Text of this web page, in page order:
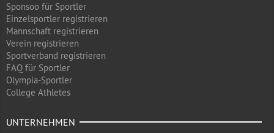
Sponsoo für Sportler
Einzelsportler registrieren
Mannschaft registrieren
Verein registrieren
Sportverband registrieren
FAQ für Sportler
Olympia-Sportler
College Athletes
UNTERNEHMEN